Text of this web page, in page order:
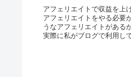
アフェリエイトで収益を上
アフェリエイトをやる必要
うなアフェリエイトがある
実際に私がブログで利用し